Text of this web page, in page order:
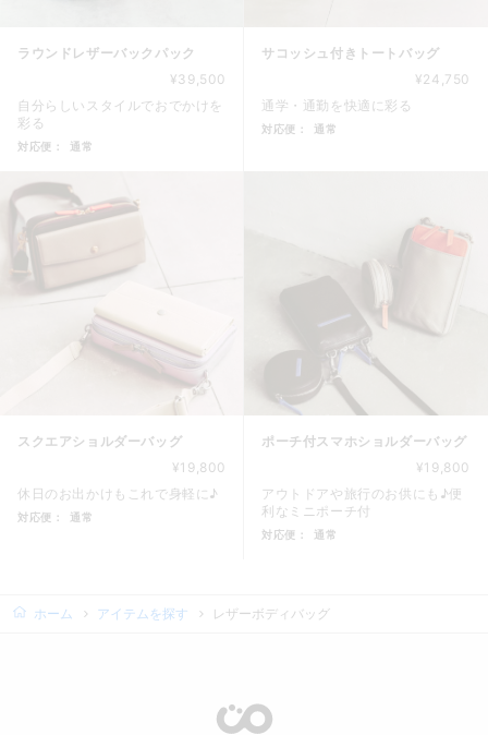
ラウンドレザーバックパック
¥39,500
自分らしいスタイルでおでかけを
彩る
対応便： 通常
商品カード。商品: ラウンドレザーバックパック, 価格:
サコッシュ付きトートバッグ
¥24,750
通学・通勤を快適に彩る
対応便： 通常
スクエアショルダーバッグ
¥19,800
休日のお出かけもこれで身軽に♪
対応便： 通常
ポーチ付スマホショルダーバッグ
¥19,800
アウトドアや旅行のお供にも♪便
利なミニポーチ付
対応便： 通常
ホーム アイテムを探す レザーボディバッグ